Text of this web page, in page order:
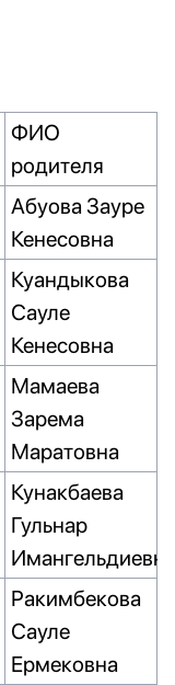
ФИО
родителя
Абуова Зауре
Кенесовна
Куандыкова
Сауле
Кенесовна
Мамаева
Зарема
Маратовна
Кунакбаева
Гульнар
Имангельдиевна
Ракимбекова
Сауле
Ермековна